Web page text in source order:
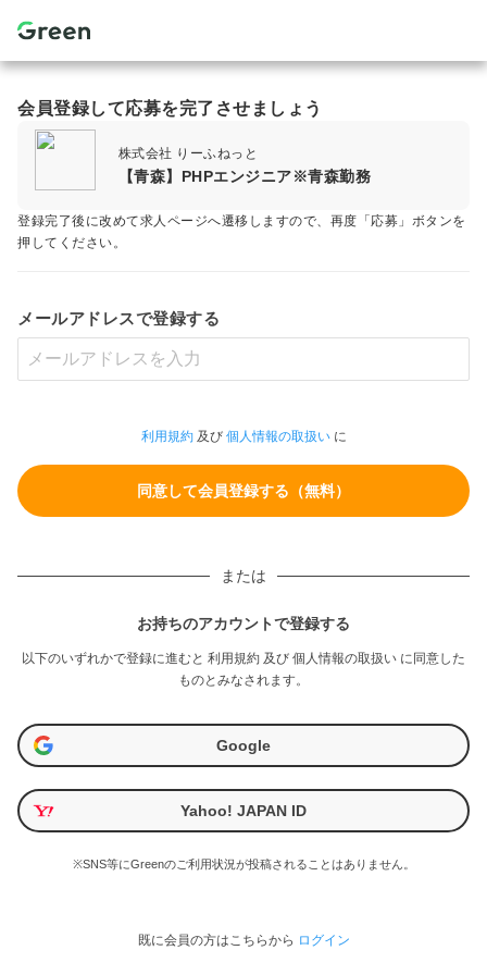
会員登録して応募を完了させましょう
株式会社 りーふねっと
【青森】PHPエンジニア※青森勤務
登録完了後に改めて求人ページへ遷移しますので、再度「応募」ボタンを
押してください。
メールアドレスで登録する
利用規約及び 個人情報の取扱いに
または
お持ちのアカウントで登録する
以下のいずれかで登録に進むと 利用規約 及び 個人情報の取扱い に同意した
ものとみなされます。
Google
Yahoo! JAPAN ID
※SNS等にGreenのご利用状況が投稿されることはありません。
既に会員の方はこちらから ログイン